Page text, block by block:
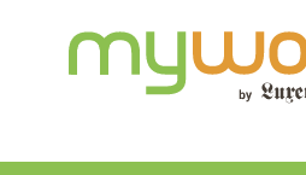
month
free